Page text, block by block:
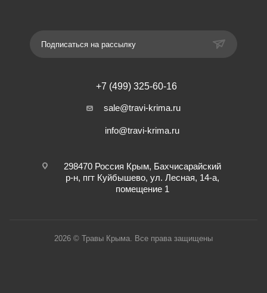
Подписаться на рассылку
+7 (499) 325-60-16
sale@travi-krima.ru
info@travi-krima.ru
298470 Россия Крым, Бахчисарайский
р-н, пгт Куйбышево, ул. Лесная, 14-а,
помещение 1
2026 © Травы Крыма. Все права защищены